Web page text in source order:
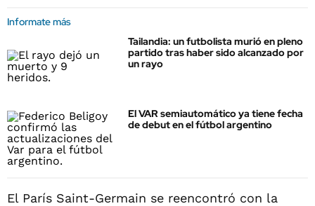
Informate más
Tailandia: un futbolista murió en pleno
partido tras haber sido alcanzado por
un rayo
El VAR semiautomático ya tiene fecha
de debut en el fútbol argentino
El París Saint-Germain se reencontró con la